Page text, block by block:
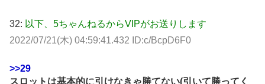
32: 以下、5ちゃんねるからVIPがお送りします
2022/07/21(木) 04:59:41.432 ID:c/BcpD6F0
>>29
スロットは基本的に引けなきゃ勝てない(引いて勝ってく